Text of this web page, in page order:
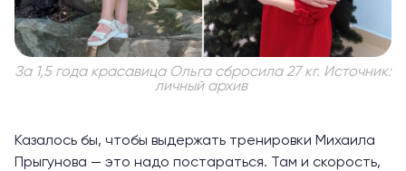
За 1,5 года красавица Ольга сбросила 27 кг. Источник:
личный архив
Казалось бы, чтобы выдержать тренировки Михаила
Прыгунова — это надо постараться. Там и скорость,